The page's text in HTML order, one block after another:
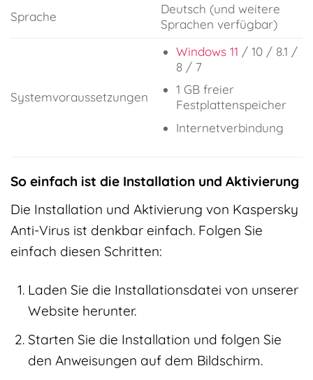
Sprache
Deutsch (und weitere
Sprachen verfügbar)
Systemvoraussetzungen
Windows 11 / 10 / 8.1 /
8 / 7
1 GB freier
Festplattenspeicher
Internetverbindung
So einfach ist die Installation und Aktivierung
Die Installation und Aktivierung von Kaspersky
Anti-Virus ist denkbar einfach. Folgen Sie
einfach diesen Schritten:
Laden Sie die Installationsdatei von unserer
Website herunter.
Starten Sie die Installation und folgen Sie
den Anweisungen auf dem Bildschirm.